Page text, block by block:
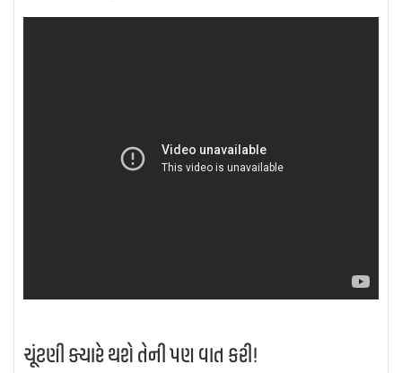
ચૂંટણી ક્યારે થશે તેની પણ વાત કરી!